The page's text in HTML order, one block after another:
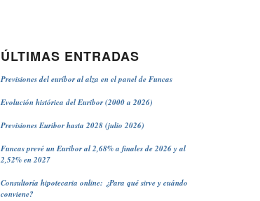
ÚLTIMAS ENTRADAS
Previsiones del euríbor al alza en el panel de Funcas
Evolución histórica del Euribor (2000 a 2026)
Previsiones Euribor hasta 2028 (julio 2026)
Funcas prevé un Euribor al 2,68% a finales de 2026 y al
2,52% en 2027
Consultoría hipotecaria online: ¿Para qué sirve y cuándo
conviene?